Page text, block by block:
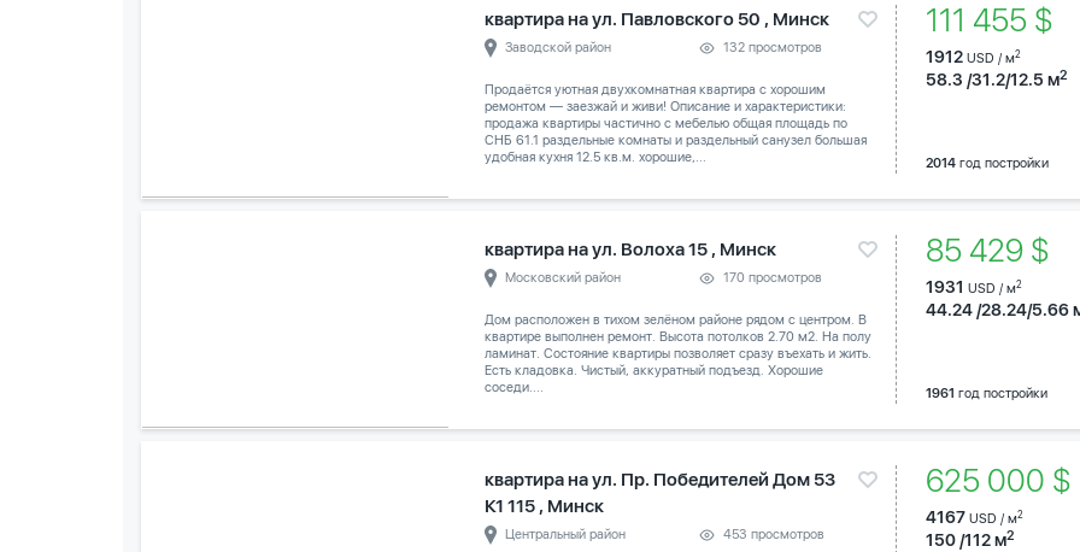
квартира на ул. Павловского 50 , Минск
Заводской район 132 просмотров
Продаётся уютная двухкомнатная квартира с хорошим
ремонтом — заезжай и живи! Описание и характеристики:
продажа квартиры частично с мебелью общая площадь по
СНБ 61.1 раздельные комнаты и раздельный санузел большая
удобная кухня 12.5 кв.м. хорошие,...
111 455 $
1912 USD / м2
58.3 /31.2/12.5 м2
2014год постройки
квартира на ул. Волоха 15 , Минск
Московский район 170 просмотров
Дом расположен в тихом зелёном районе рядом с центром. В
квартире выполнен ремонт. Высота потолков 2.70 м2. На полу
ламинат. Состояние квартиры позволяет сразу въехать и жить.
Есть кладовка. Чистый, аккуратный подъезд. Хорошие
соседи....
85 429 $
1931 USD / м2
44.24 /28.24/5.66
1961 год постройки
квартира на ул. Пр. Победителей Дом 53
К1 115 , Минск
Центральный район 453 просмотров
625 000
4167 USD / м2
150 /112 м2